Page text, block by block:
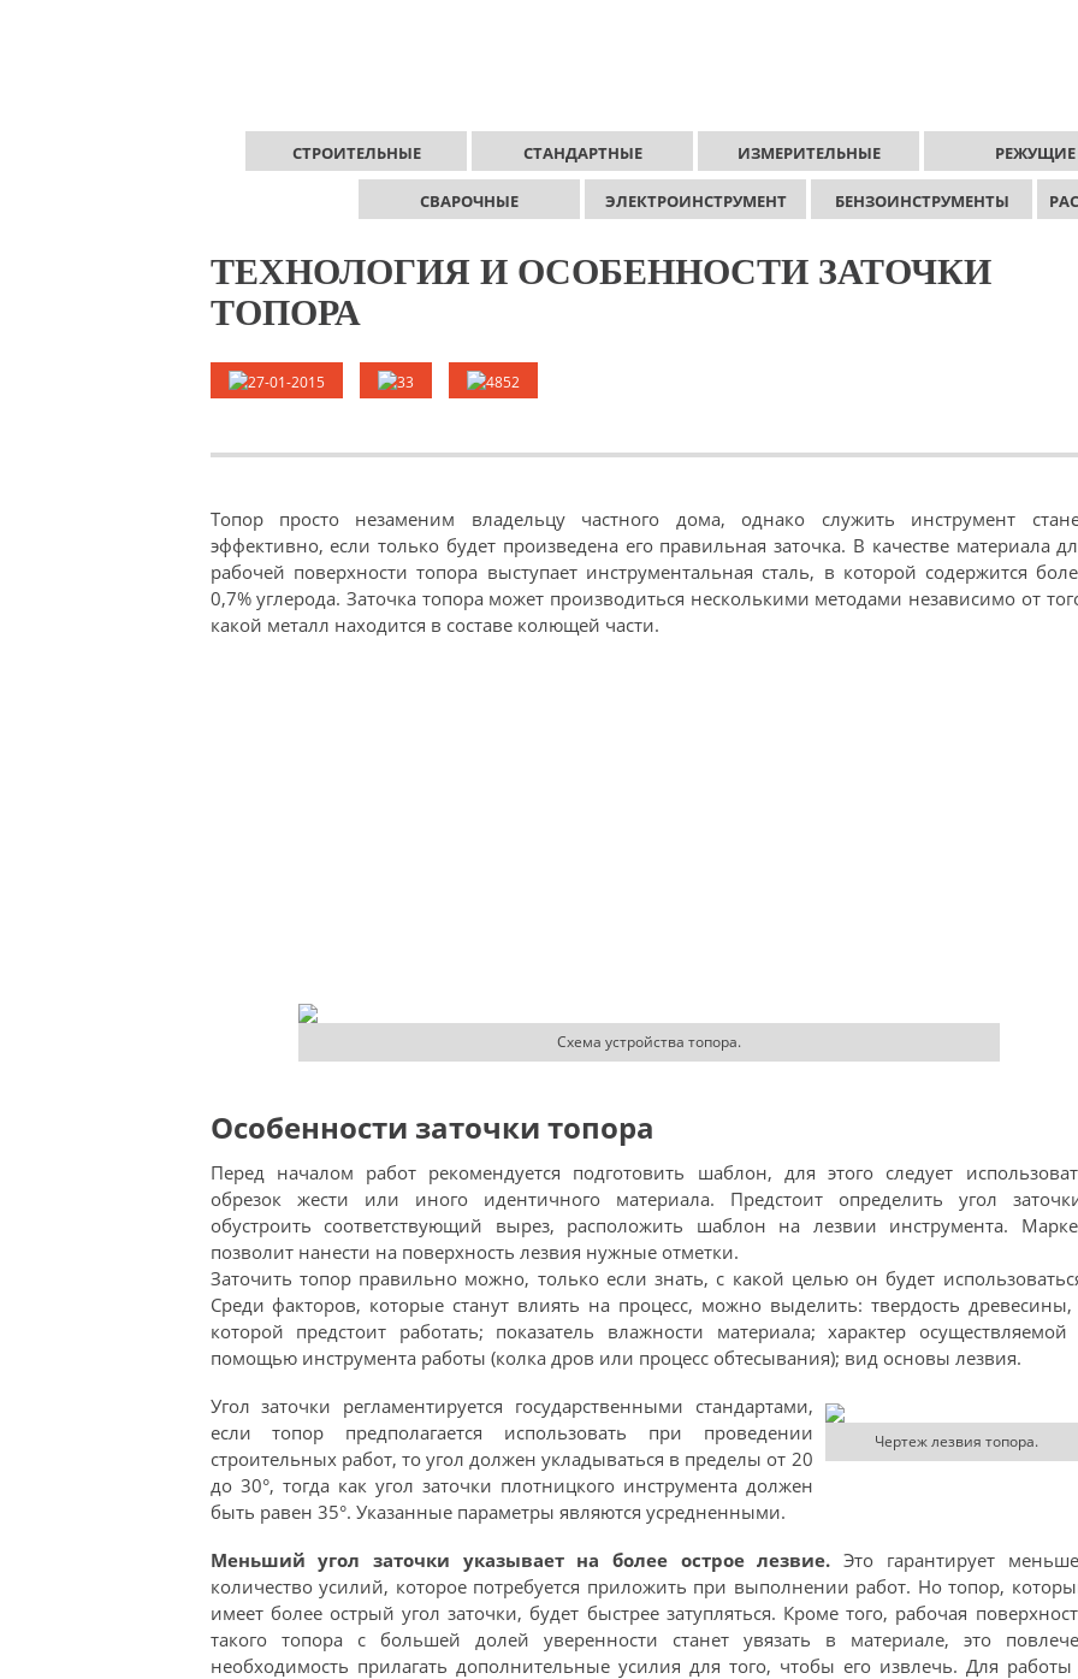
СТРОИТЕЛЬНЫЕ СТАНДАРТНЫЕ ИЗМЕРИТЕЛЬНЫЕ РЕЖУЩИЕ
СВАРОЧНЫЕ ЭЛЕКТРОИНСТРУМЕНТ БЕНЗОИНСТРУМЕНТЫ
ТЕХНОЛОГИЯ И ОСОБЕННОСТИ ЗАТОЧКИ
ТОПОРА
27-01-2015 33 4852
Топор просто незаменим владельцу частного дома, однако служить инструмент
эффективно, если только будет произведена его правильная заточка. В качестве материала
рабочей поверхности топора выступает инструментальная сталь, в которой содержится
0,7% углерода. Заточка топора может производиться несколькими методами независимо от
какой металл находится в составе колющей части.
Схема устройства топора.
Особенности заточки топора
Перед началом работ рекомендуется подготовить шаблон, для этого следует
обрезок жести или иного идентичного материала. Предстоит определить угол
обустроить соответствующий вырез, расположить шаблон на лезвии инструмента.
позволит нанести на поверхность лезвия нужные отметки.
Заточить топор правильно можно, только если знать, с какой целью он будет
Среди факторов, которые станут влиять на процесс, можно выделить: твердость древесины,
которой предстоит работать; показатель влажности материала; характер осуществляемой
помощью инструмента работы (колка дров или процесс обтесывания); вид основы лезвия.
Чертеж лезвия топора.
Угол заточки регламентируется государственными стандартами,
если топор предполагается использовать при проведении
строительных работ, то угол должен укладываться в пределы от 20
до 30°, тогда как угол заточки плотницкого инструмента должен
быть равен 35°. Указанные параметры являются усредненными.
Меньший угол заточки указывает на более острое лезвие.Это гарантирует
количество усилий, которое потребуется приложить при выполнении работ. Но топор,
имеет более острый угол заточки, будет быстрее затупляться. Кроме того, рабочая
такого топора с большей долей уверенности станет увязать в материале, это
необходимость прилагать дополнительные усилия для того, чтобы его извлечь. Для работы